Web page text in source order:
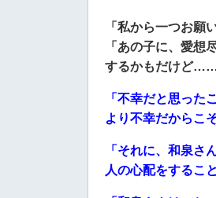
「私から一つお願
「あの子に、愛想
するかもだけど
「不幸だと思った
より不幸だからこ
「それに、和泉さ
人の心配をするこ